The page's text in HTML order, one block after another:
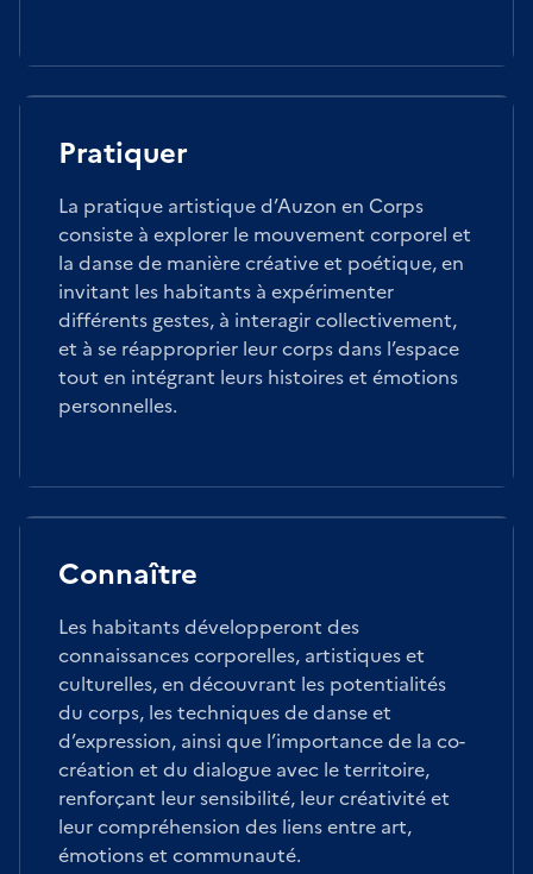
Pratiquer
La pratique artistique d’Auzon en Corps
consiste à explorer le mouvement corporel et
la danse de manière créative et poétique, en
invitant les habitants à expérimenter
différents gestes, à interagir collectivement,
et à se réapproprier leur corps dans l’espace
tout en intégrant leurs histoires et émotions
personnelles.
Connaître
Les habitants développeront des
connaissances corporelles, artistiques et
culturelles, en découvrant les potentialités
du corps, les techniques de danse et
d’expression, ainsi que l’importance de la co-
création et du dialogue avec le territoire,
renforçant leur sensibilité, leur créativité et
leur compréhension des liens entre art,
émotions et communauté.